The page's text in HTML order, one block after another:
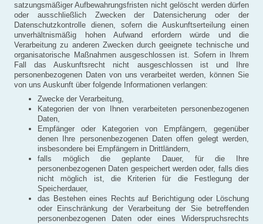
satzungsmäßiger Aufbewahrungsfristen nicht gelöscht werden dürfen
oder ausschließlich Zwecken der Datensicherung oder der
Datenschutzkontrolle dienen, sofern die Auskunftserteilung einen
unverhältnismäßig hohen Aufwand erfordern würde und die
Verarbeitung zu anderen Zwecken durch geeignete technische und
organisatorische Maßnahmen ausgeschlossen ist. Sofern in Ihrem
Fall das Auskunftsrecht nicht ausgeschlossen ist und Ihre
personenbezogenen Daten von uns verarbeitet werden, können Sie
von uns Auskunft über folgende Informationen verlangen:
Zwecke der Verarbeitung,
Kategorien der von Ihnen verarbeiteten personenbezogenen
Daten,
Empfänger oder Kategorien von Empfängern, gegenüber
denen Ihre personenbezogenen Daten offen gelegt werden,
insbesondere bei Empfängern in Drittländern,
falls möglich die geplante Dauer, für die Ihre
personenbezogenen Daten gespeichert werden oder, falls dies
nicht möglich ist, die Kriterien für die Festlegung der
Speicherdauer,
das Bestehen eines Rechts auf Berichtigung oder Löschung
oder Einschränkung der Verarbeitung der Sie betreffenden
personenbezogenen Daten oder eines Widerspruchsrechts